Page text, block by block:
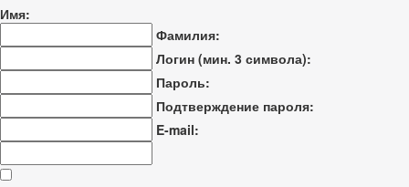
Имя:
Фамилия:
Логин (мин. 3 символа):
Пароль:
Подтверждение пароля:
E-mail: